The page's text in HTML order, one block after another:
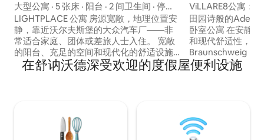
大型公寓 · 5 张床 · 阳台 · 2 间卫生间 · 停车
位
LIGHTPLACE 公寓 房源宽敞，地理位置安
静，靠近沃尔夫斯堡的大众汽车厂——非
常适合家庭、团体或差旅人士入住。 宽敞
的阳台、充足的空间和现代化的舒适设施
确保了轻松的入住体验。全天候无接触式
入住服务让您可以灵活安排抵达时间。 • 3
无线网络和配备Netflix的智能电视 • 房源
有很多停车位
ViLLARE8公寓：
田园诗般的
卧室公寓 在安静
和现代舒适性，与
Braunschweig ）
Wolfsburg ）、吉
汉诺 配备优质家
二楼
在舒讷沃德深受欢迎的度假屋便利设施